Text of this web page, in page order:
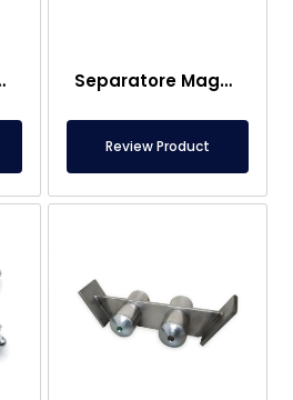
di metalli a 3 barre Separatore Magnetico a Croce con Design Speciale
Review Product